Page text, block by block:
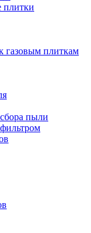
плитки
газовым плиткам
пыли